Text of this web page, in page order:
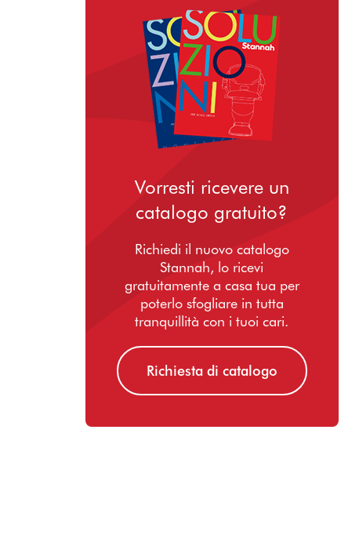
Vorresti ricevere un
catalogo gratuito?
Richiedi il nuovo catalogo
Stannah, lo ricevi
gratuitamente a casa tua per
poterlo sfogliare in tutta
tranquillità con i tuoi cari.
Richiesta di catalogo